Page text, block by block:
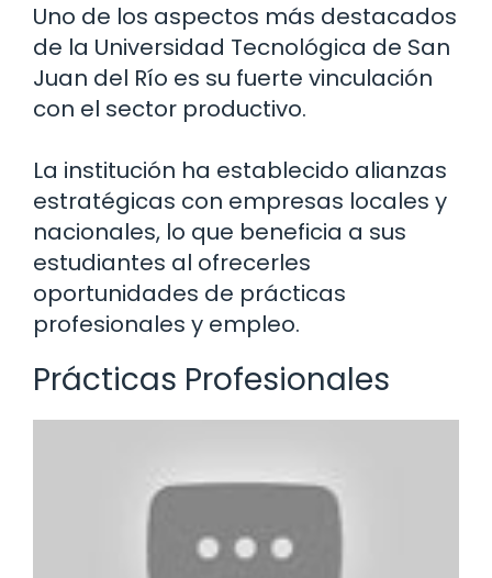
Uno de los aspectos más destacados
de la Universidad Tecnológica de San
Juan del Río es su fuerte vinculación
con el sector productivo.
La institución ha establecido alianzas
estratégicas con empresas locales y
nacionales, lo que beneficia a sus
estudiantes al ofrecerles
oportunidades de prácticas
profesionales y empleo.
Prácticas Profesionales